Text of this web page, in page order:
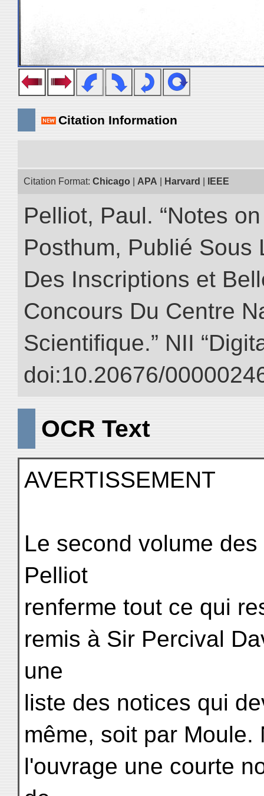
Citation Information
Citation Format: Chicago APA Harvard IEEE
Pelliot, Paul. “Notes
Posthum, Publié Sous
Des Inscriptions et
Concours Du Centre
Scientifique.” NII
doi:10.20676/
OCR Text
AVERTISSEMENT
Le second volume
Pelliot
renferme tout ce qui
remis à Sir Percival
une
liste des notices qui
même, soit par
l'ouvrage une courte